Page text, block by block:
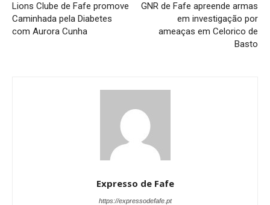
Lions Clube de Fafe promove
Caminhada pela Diabetes
com Aurora Cunha
GNR de Fafe apreende armas
em investigação por
ameaças em Celorico de
Basto
Expresso de Fafe
https://expressodefafe.pt